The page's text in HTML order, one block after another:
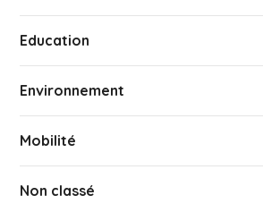
Education
Environnement
Mobilité
Non classé